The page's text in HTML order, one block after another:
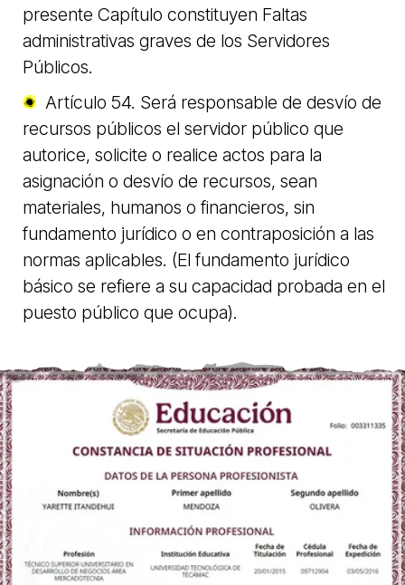
presente Capítulo constituyen Faltas
administrativas graves de los Servidores
Públicos.
Artículo 54. Será responsable de desvío de
recursos públicos el servidor público que
autorice, solicite o realice actos para la
asignación o desvío de recursos, sean
materiales, humanos o financieros, sin
fundamento jurídico o en contraposición a las
normas aplicables. (El fundamento jurídico
básico se refiere a su capacidad probada en el
puesto público que ocupa).